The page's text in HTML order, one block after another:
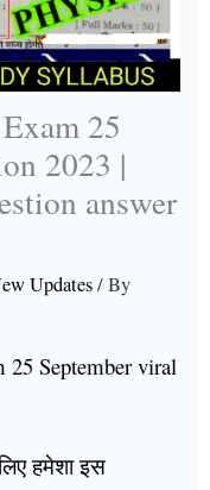
25
2023 |
answer
Updates/ By
25 September viral
हमेशा इस